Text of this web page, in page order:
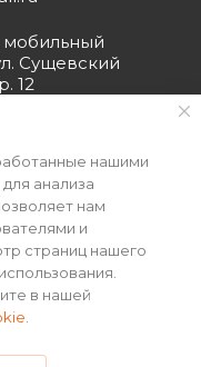
мобильный
Сущевский
12
является публичной
г.
нашими
анализа
нам
и
страниц нашего
в нашей